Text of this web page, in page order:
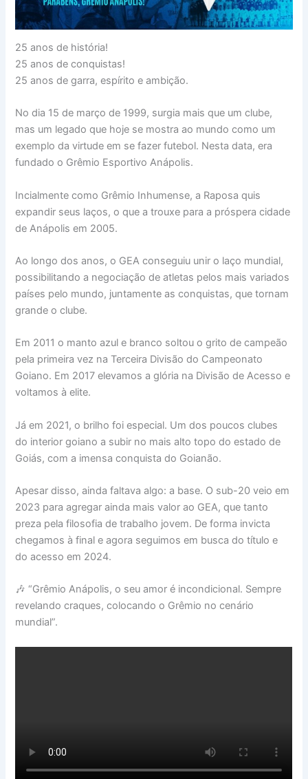
25 anos de história!
25 anos de conquistas!
25 anos de garra, espírito e ambição.
No dia 15 de março de 1999, surgia mais que um clube,
mas um legado que hoje se mostra ao mundo como um
exemplo da virtude em se fazer futebol. Nesta data, era
fundado o Grêmio Esportivo Anápolis.
Incialmente como Grêmio Inhumense, a Raposa quis
expandir seus laços, o que a trouxe para a próspera cidade
de Anápolis em 2005.
Ao longo dos anos, o GEA conseguiu unir o laço mundial,
possibilitando a negociação de atletas pelos mais variados
países pelo mundo, juntamente as conquistas, que tornam
grande o clube.
Em 2011 o manto azul e branco soltou o grito de campeão
pela primeira vez na Terceira Divisão do Campeonato
Goiano. Em 2017 elevamos a glória na Divisão de Acesso e
voltamos à elite.
Já em 2021, o brilho foi especial. Um dos poucos clubes
do interior goiano a subir no mais alto topo do estado de
Goiás, com a imensa conquista do Goianão.
Apesar disso, ainda faltava algo: a base. O sub-20 veio em
2023 para agregar ainda mais valor ao GEA, que tanto
preza pela filosofia de trabalho jovem. De forma invicta
chegamos à final e agora seguimos em busca do título e
do acesso em 2024.
🎶 “Grêmio Anápolis, o seu amor é incondicional. Sempre
revelando craques, colocando o Grêmio no cenário
mundial”.